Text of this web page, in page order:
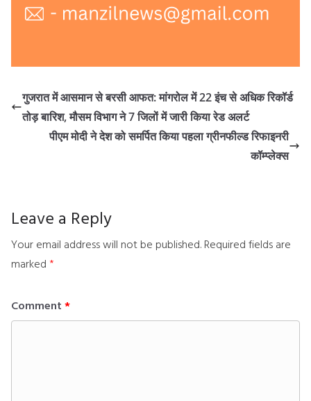
गुजरात में आसमान से बरसी आफत: मांगरोल में 22 इंच से अधिक रिकॉर्ड
तोड़ बारिश, मौसम विभाग ने 7 जिलों में जारी किया रेड अलर्ट
पीएम मोदी ने देश को समर्पित किया पहला ग्रीनफील्ड रिफाइनरी
कॉम्प्लेक्स
Leave a Reply
Your email address will not be published. Required fields are
marked *
Comment *